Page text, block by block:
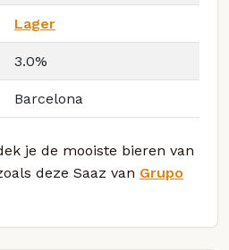
Lager
3.0%
Barcelona
je de mooiste bieren van
deze Saaz van Grupo